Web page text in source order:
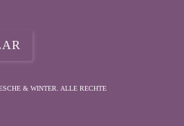
& WINTER. ALLE RECHTE